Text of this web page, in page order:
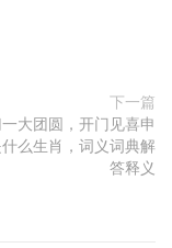
下一篇
一大团圆，开门见喜申
什么生肖，词义词典解
答释义